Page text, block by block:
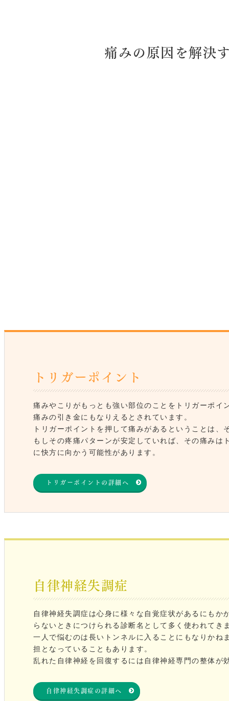
痛みの原因を解決
トリガーポイント
痛みやこりがもっとも強い部位のことをトリガーポイ
痛みの引き金にもなりえるとされています。
トリガーポイントを押して痛みがあるということは、
もしその疼痛パターンが安定していれば、その痛みは
に快方に向かう可能性があります。
トリガーポイントの詳細へ
自律神経失調症
自律神経失調症は心身に様々な自覚症状があるにもか
らないときにつけられる診断名として多く使われてき
一人で悩むのは長いトンネルに入ることにもなりかね
担となっていることもあります。
乱れた自律神経を回復するには自律神経専門の整体が
自律神経失調症の詳細へ